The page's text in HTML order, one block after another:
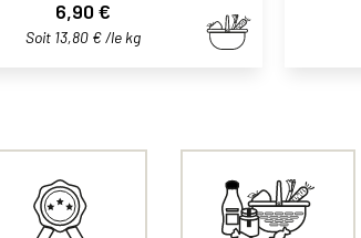
Prix
6,90 €
Soit 13,80 € /le kg